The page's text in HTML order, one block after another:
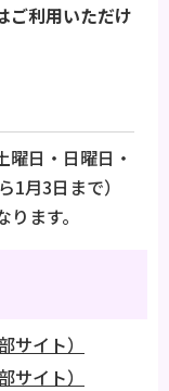
ご利用いただけ
日・日曜日・
月3日まで）
ります。
サイト）
イト）